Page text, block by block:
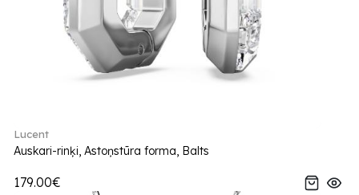
Lucent
Auskari-rinķi, Astoņstūra forma, Balts
179.00€